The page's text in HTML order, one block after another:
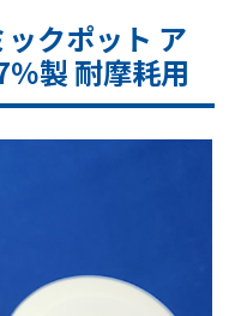
クポット ア
製 耐摩耗用